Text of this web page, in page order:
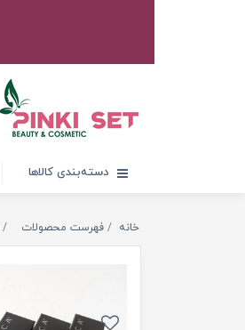
دسته‌بندی کالاها
خانه فهرست محصولات